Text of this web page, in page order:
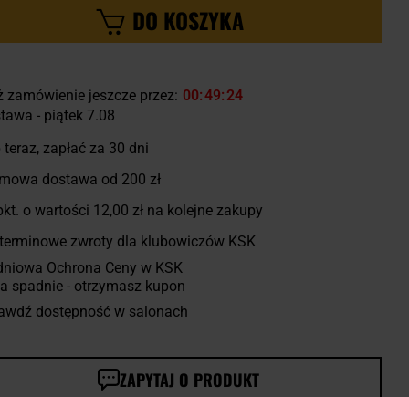
DO KOSZYKA
zamówienie jeszcze przez: 00 49 23
- piątek 7.08
teraz, zapłać za 30 dni
dostawa od 200 zł
o wartości 12,00 złna kolejne zakupy
zwroty dla klubowiczów KSK
Ochrona Ceny w KSK
spadnie - otrzymasz kupon
dostępność w salonach
ZAPYTAJ O PRODUKT